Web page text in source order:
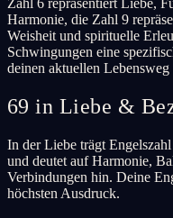
Harmonie, die Zahl 9
Weisheit und spirituelle
Schwingungen eine
deinen aktuellen
69 in Liebe &
In der Liebe trägt
und deutet auf Harmonie,
Verbindungen hin. Deine
höchsten Ausdruck.